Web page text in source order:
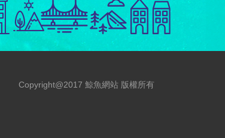
Copyright@2017 鯨魚網站 版權所有